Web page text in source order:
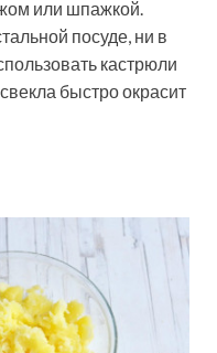
или шпажкой.
посуде, ни в
кастрюли
быстро окрасит